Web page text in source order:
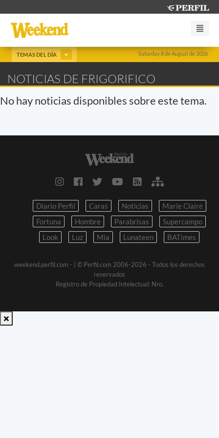
Saturday 8 de August de 2026
TEMAS DEL DÍA
NOTICIAS DE FRIGORIFICO
No hay noticias disponibles sobre este tema.
Diario Perfil Caras Noticias
Marie Claire
Fortuna
Hombre Parabrisas
Supercampo
Look
Luz Mia Lunateen BATimes
weekend.perfil.com -
| © Perfil.com 2006-2026 - Todos los derechos
reservados
Registro de Propiedad Intelectual: Nro.